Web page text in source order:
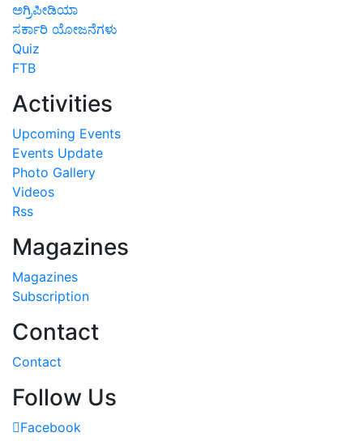
ಅಗ್ರಿಪೀಡಿಯಾ
ಸರ್ಕಾರಿ ಯೋಜನೆಗಳು
Quiz
FTB
Activities
Upcoming Events
Events Update
Photo Gallery
Videos
Rss
Magazines
Magazines
Subscription
Contact
Contact
Follow Us
Facebook